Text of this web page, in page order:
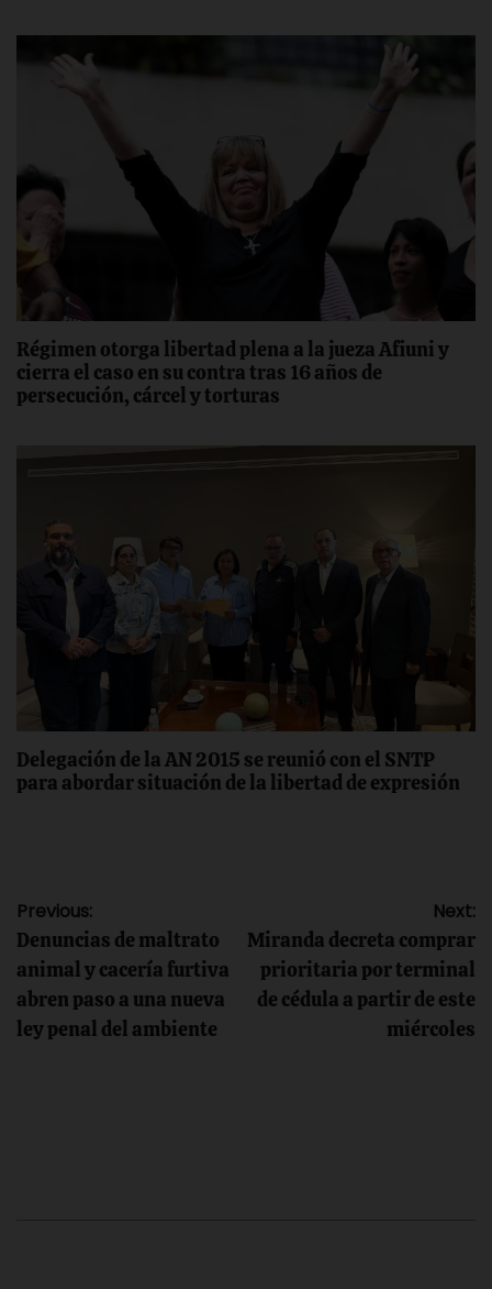
Régimen otorga libertad plena a la jueza Afiuni y
cierra el caso en su contra tras 16 años de
persecución, cárcel y torturas
Delegación de la AN 2015 se reunió con el SNTP
para abordar situación de la libertad de expresión
Navegación
de
entradas
Previous:
Denuncias de maltrato
animal y cacería furtiva
abren paso a una nueva
ley penal del ambiente
Next:
Miranda decreta comprar
prioritaria por terminal
de cédula a partir de este
miércoles